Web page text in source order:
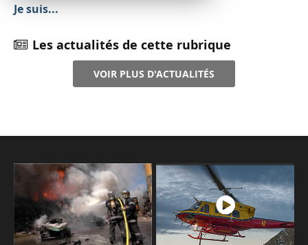
Je suis...
Les actualités de cette rubrique
VOIR PLUS D'ACTUALITÉS